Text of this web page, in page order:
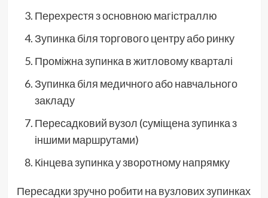
Перехрестя з основною магістраллю
Зупинка біля торгового центру або ринку
Проміжна зупинка в житловому кварталі
Зупинка біля медичного або навчального
закладу
Пересадковий вузол (суміщена зупинка з
іншими маршрутами)
Кінцева зупинка у зворотному напрямку
Пересадки зручно робити на вузлових зупинках